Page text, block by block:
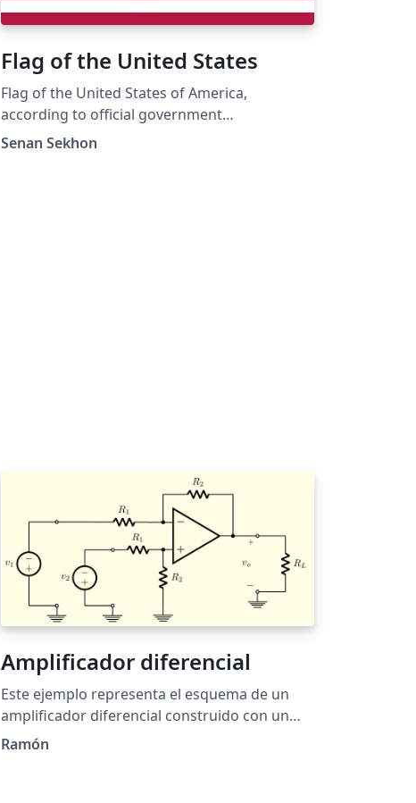
Flag of the United States
Flag of the United States of America,
according to official government
specifications
Senan Sekhon
Amplificador diferencial
Este ejemplo representa el esquema de un
amplificador diferencial construido con un
amplificador operacional y cinco resistencias,
Ramón